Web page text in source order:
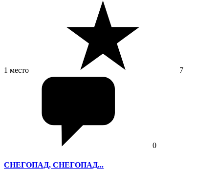
1 место 7
0
СНЕГОПАД, СНЕГОПАД...